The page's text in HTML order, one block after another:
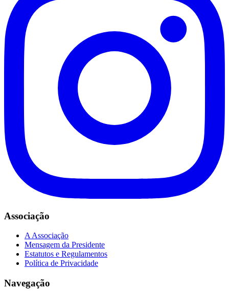
Associação
A Associação
Mensagem da Presidente
Estatutos e Regulamentos
Política de Privacidade
Navegação